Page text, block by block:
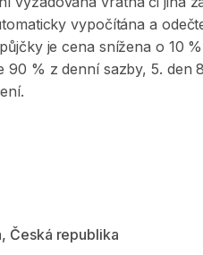
vypočítána a
je cena snížena o 10
90 % z denní sazby, 5. den
Česká republika